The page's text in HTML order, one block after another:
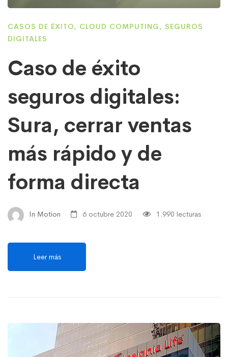
CASOS DE ÉXITO, CLOUD COMPUTING, SEGUROS
DIGITALES
Caso de éxito
seguros digitales:
Sura, cerrar ventas
más rápido y de
forma directa
In Motion 6 octubre 2020 1.990 lecturas
Leer más